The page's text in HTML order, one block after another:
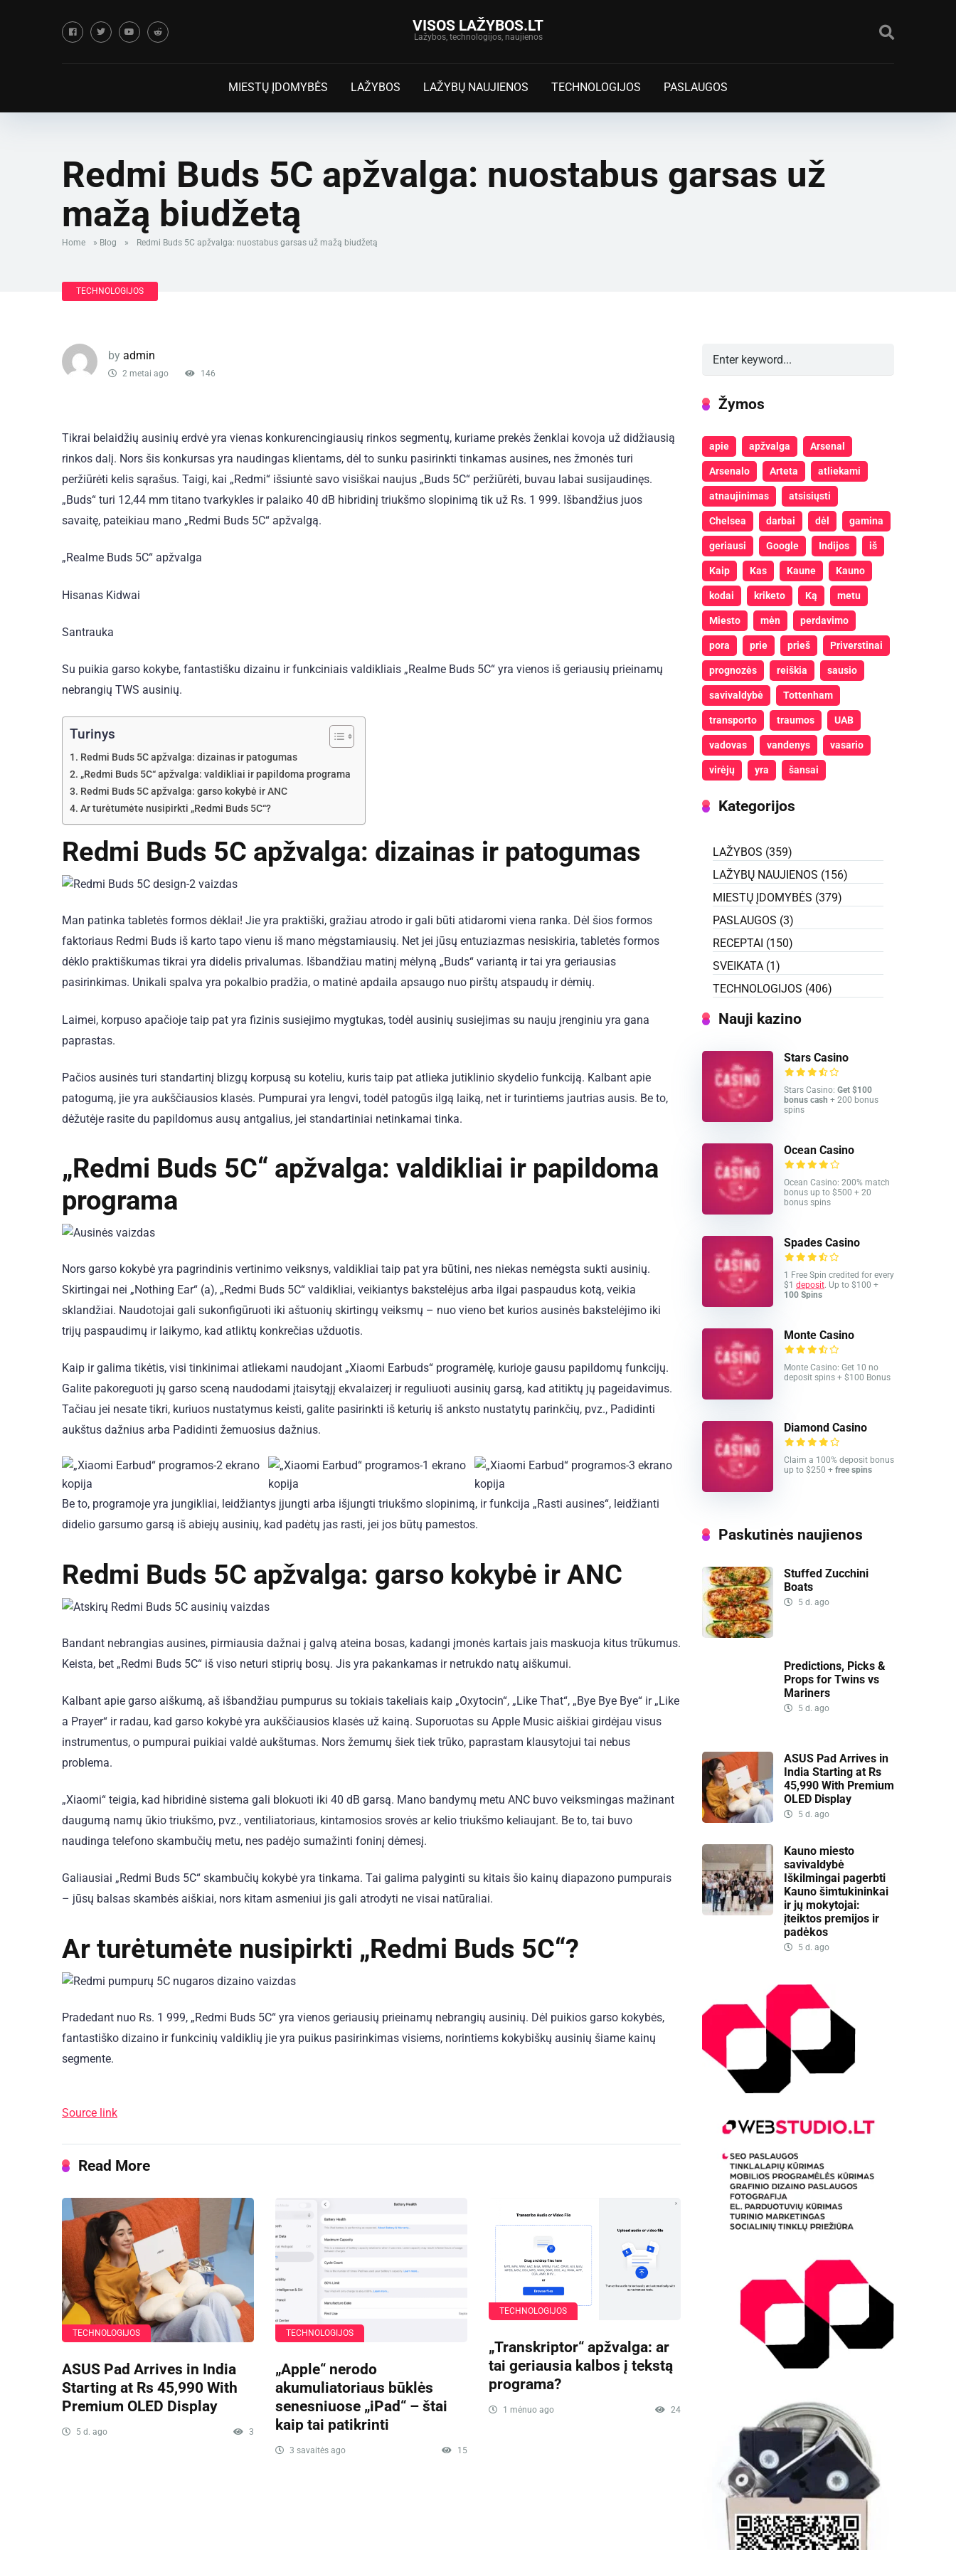
VISOS LAŽYBOS.LT
Lažybos, technologijos, naujienos
MIESTŲ ĮDOMYBĖS LAŽYBOS LAŽYBŲ NAUJIENOS TECHNOLOGIJOS PASLAUGOS
Redmi Buds 5C apžvalga: nuostabus garsas už
mažą biudžetą
Home » Blog » Redmi Buds 5C apžvalga: nuostabus garsas už mažą biudžetą
TECHNOLOGIJOS
by admin
2 metai ago 146
Tikrai belaidžių ausinių erdvė yra vienas konkurencingiausių rinkos segmentų, kuriame prekės ženklai kovoja už didžiausią
rinkos dalį. Nors šis konkursas yra naudingas klientams, dėl to sunku pasirinkti tinkamas ausines, nes žmonės turi
peržiūrėti kelis sąrašus. Taigi, kai „Redmi“ išsiuntė savo visiškai naujus „Buds 5C“ peržiūrėti, buvau labai susijaudinęs.
„Buds“ turi 12,44 mm titano tvarkykles ir palaiko 40 dB hibridinį triukšmo slopinimą tik už Rs. 1 999. Išbandžius juos
savaitę, pateikiau mano „Redmi Buds 5C“ apžvalgą.
„Realme Buds 5C“ apžvalga
Hisanas Kidwai
Santrauka
Su puikia garso kokybe, fantastišku dizainu ir funkciniais valdikliais „Realme Buds 5C“ yra vienos iš geriausių prieinamų
nebrangių TWS ausinių.
Turinys
Redmi Buds 5C apžvalga: dizainas ir patogumas
„Redmi Buds 5C“ apžvalga: valdikliai ir papildoma programa
Redmi Buds 5C apžvalga: garso kokybė ir ANC
Ar turėtumėte nusipirkti „Redmi Buds 5C“?
Redmi Buds 5C apžvalga: dizainas ir patogumas
Man patinka tabletės formos dėklai! Jie yra praktiški, gražiau atrodo ir gali būti atidaromi viena ranka. Dėl šios formos
faktoriaus Redmi Buds iš karto tapo vienu iš mano mėgstamiausių. Net jei jūsų entuziazmas nesiskiria, tabletės formos
dėklo praktiškumas tikrai yra didelis privalumas. Išbandžiau matinį mėlyną „Buds“ variantą ir tai yra geriausias
pasirinkimas. Unikali spalva yra pokalbio pradžia, o matinė apdaila apsaugo nuo pirštų atspaudų ir dėmių.
Laimei, korpuso apačioje taip pat yra fizinis susiejimo mygtukas, todėl ausinių susiejimas su nauju įrenginiu yra gana
paprastas.
Pačios ausinės turi standartinį blizgų korpusą su koteliu, kuris taip pat atlieka jutiklinio skydelio funkciją. Kalbant apie
patogumą, jie yra aukščiausios klasės. Pumpurai yra lengvi, todėl patogūs ilgą laiką, net ir turintiems jautrias ausis. Be to,
dėžutėje rasite du papildomus ausų antgalius, jei standartiniai netinkamai tinka.
„Redmi Buds 5C“ apžvalga: valdikliai ir papildoma
programa
Nors garso kokybė yra pagrindinis vertinimo veiksnys, valdikliai taip pat yra būtini, nes niekas nemėgsta sukti ausinių.
Skirtingai nei „Nothing Ear“ (a), „Redmi Buds 5C“ valdikliai, veikiantys bakstelėjus arba ilgai paspaudus kotą, veikia
sklandžiai. Naudotojai gali sukonfigūruoti iki aštuonių skirtingų veiksmų – nuo ​​vieno bet kurios ausinės bakstelėjimo iki
trijų paspaudimų ir laikymo, kad atliktų konkrečias užduotis.
Kaip ir galima tikėtis, visi tinkinimai atliekami naudojant „Xiaomi Earbuds“ programėlę, kurioje gausu papildomų funkcijų.
Galite pakoreguoti jų garso sceną naudodami įtaisytąjį ekvalaizerį ir reguliuoti ausinių garsą, kad atitiktų jų pageidavimus.
Tačiau jei nesate tikri, kuriuos nustatymus keisti, galite pasirinkti iš keturių iš anksto nustatytų parinkčių, pvz., Padidinti
aukštus dažnius arba Padidinti žemuosius dažnius.
Be to, programoje yra jungikliai, leidžiantys įjungti arba išjungti triukšmo slopinimą, ir funkcija „Rasti ausines“, leidžianti
didelio garsumo garsą iš abiejų ausinių, kad padėtų jas rasti, jei jos būtų pamestos.
Redmi Buds 5C apžvalga: garso kokybė ir ANC
Bandant nebrangias ausines, pirmiausia dažnai į galvą ateina bosas, kadangi įmonės kartais jais maskuoja kitus trūkumus.
Keista, bet „Redmi Buds 5C“ iš viso neturi stiprių bosų. Jis yra pakankamas ir netrukdo natų aiškumui.
Kalbant apie garso aiškumą, aš išbandžiau pumpurus su tokiais takeliais kaip „Oxytocin“, „Like That“, „Bye Bye Bye“ ir „Like
a Prayer“ ir radau, kad garso kokybė yra aukščiausios klasės už kainą. Suporuotas su Apple Music aiškiai girdėjau visus
instrumentus, o pumpurai puikiai valdė aukštumas. Nors žemumų šiek tiek trūko, paprastam klausytojui tai nebus
problema.
„Xiaomi“ teigia, kad hibridinė sistema gali blokuoti iki 40 dB garsą. Mano bandymų metu ANC buvo veiksmingas mažinant
daugumą namų ūkio triukšmo, pvz., ventiliatoriaus, kintamosios srovės ar kelio triukšmo keliaujant. Be to, tai buvo
naudinga telefono skambučių metu, nes padėjo sumažinti foninį dėmesį.
Galiausiai „Redmi Buds 5C“ skambučių kokybė yra tinkama. Tai galima palyginti su kitais šio kainų diapazono pumpurais
– jūsų balsas skambės aiškiai, nors kitam asmeniui jis gali atrodyti ne visai natūraliai.
Ar turėtumėte nusipirkti „Redmi Buds 5C“?
Pradedant nuo Rs. 1 999, „Redmi Buds 5C“ yra vienos geriausių prieinamų nebrangių ausinių. Dėl puikios garso kokybės,
fantastiško dizaino ir funkcinių valdiklių jie yra puikus pasirinkimas visiems, norintiems kokybiškų ausinių šiame kainų
segmente.
Source link
Read More
TECHNOLOGIJOS
ASUS Pad Arrives in India
Starting at Rs 45,990 With
Premium OLED Display
5 d. ago 3
TECHNOLOGIJOS
„Apple“ nerodo
akumuliatoriaus būklės
senesniuose „iPad“ – štai
kaip tai patikrinti
3 savaitės ago 15
TECHNOLOGIJOS
„Transkriptor“ apžvalga: ar
tai geriausia kalbos į tekstą
programa?
1 mėnuo ago 24
Žymos
apie apžvalga Arsenal
Arsenalo Arteta atliekami
atnaujinimas atsisiųsti
Chelsea darbai dėl gamina
geriausi Google Indijos iš
Kaip Kas Kaune Kauno
kodai kriketo Ką metu
Miesto mėn perdavimo
pora prie prieš Priverstinai
prognozės reiškia sausio
savivaldybė Tottenham
transporto traumos UAB
vadovas vandenys vasario
virėjų yra šansai
Kategorijos
LAŽYBOS (359)
LAŽYBŲ NAUJIENOS (156)
MIESTŲ ĮDOMYBĖS (379)
PASLAUGOS (3)
RECEPTAI (150)
SVEIKATA (1)
TECHNOLOGIJOS (406)
Nauji kazino
Stars Casino
Stars Casino: Get $100
bonus cash + 200 bonus
spins
Ocean Casino
Ocean Casino: 200% match
bonus up to $500 + 20
bonus spins
Spades Casino
1 Free Spin credited for every
$1 deposit. Up to $100 +
100 Spins
Monte Casino
Monte Casino: Get 10 no
deposit spins + $100 Bonus
Diamond Casino
Claim a 100% deposit bonus
up to $250 + free spins
Paskutinės naujienos
Stuffed Zucchini
Boats
5 d. ago
Predictions, Picks &
Props for Twins vs
Mariners
5 d. ago
ASUS Pad Arrives in
India Starting at Rs
45,990 With Premium
OLED Display
5 d. ago
Kauno miesto
savivaldybė
Iškilmingai pagerbti
Kauno šimtukininkai
ir jų mokytojai:
įteiktos premijos ir
padėkos
5 d. ago